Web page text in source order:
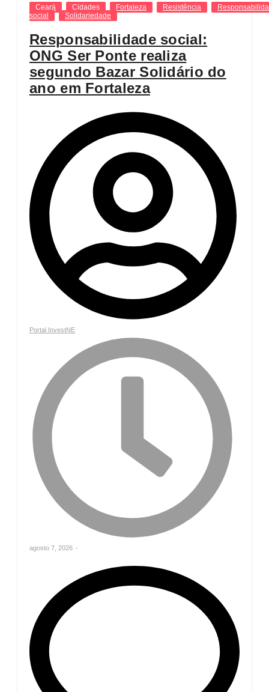
Ceará Cidades Fortaleza Resistência
social
Solidariedade
Responsabilidade social:
ONG Ser Ponte realiza
segundo Bazar Solidário do
ano em Fortaleza
Portal InvestNE
agosto 7, 2026 -